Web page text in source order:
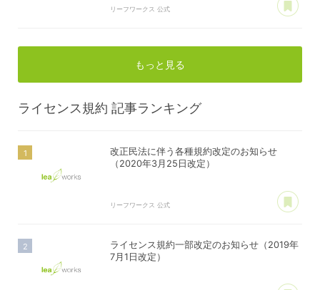
リーフワークス 公式
もっと見る
ライセンス規約 記事ランキング
改正民法に伴う各種規約改定のお知らせ
（2020年3月25日改定）
リーフワークス 公式
ライセンス規約一部改定のお知らせ（2019年
7月1日改定）